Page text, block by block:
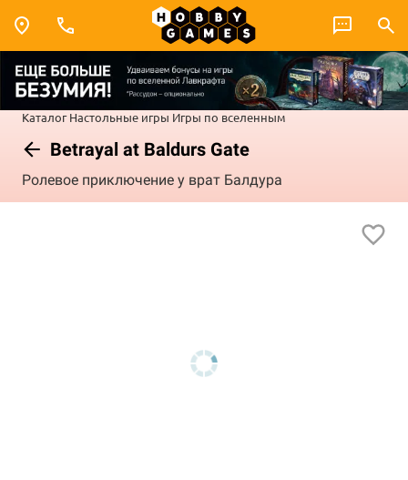
Каталог Настольные игры Игры по вселенным
Betrayal at Baldurs Gate
Ролевое приключение у врат Балдура